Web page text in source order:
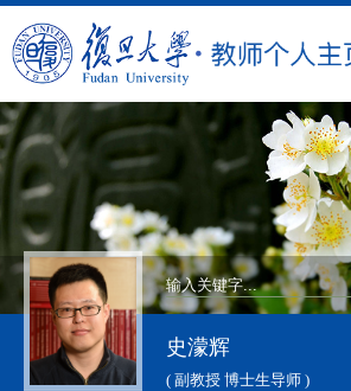
史濛辉
( 副教授 博士生导师 )